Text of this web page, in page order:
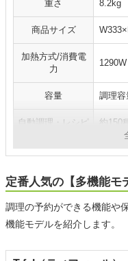
重さ 8.2kg
商品サイズ
加熱方式/消費電
力
1290W
容量 調理容
自動調理・レシピ
約150
ンロ
定番人気の【多機能モ
調理の予約ができる機能や
機能モデルを紹介します。